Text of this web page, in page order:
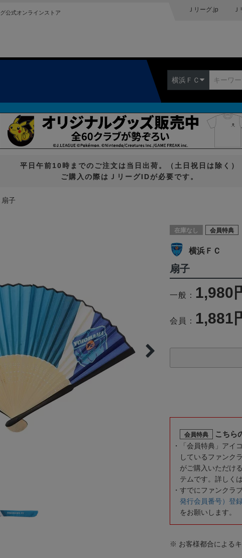
公式オンラインストア Ｊリーグ.jp
横浜ＦＣ
平日午前10時までのご注文は当日出荷。（土日祝日は除く）
ご購入の際はＪリーグIDが必要です。
扇子
在庫なし 会員特典
横浜ＦＣ
扇子
一般： 1,980
会員： 1,881
会員特典 こちら
「会員特典」アイ
しているファンク
がご購入いただけ
テムです。詳しくは
すでにファンクラ
発行会員番号）登録
をお願いします。
※ お客様都合によるキ